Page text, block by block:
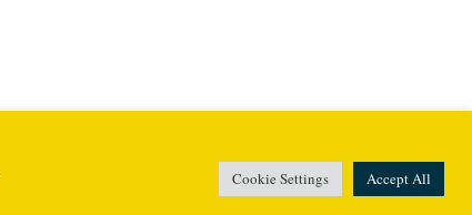
製作
Cookie Settings Accept All